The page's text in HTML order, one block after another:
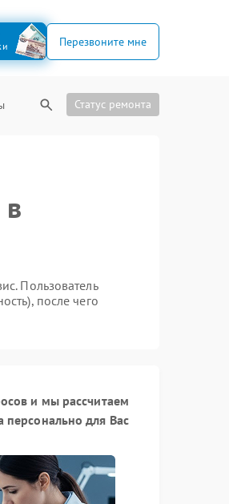
Перезвоните мне
Статус ремонта
Пользователь
после чего
и мы рассчитаем
персонально для Вас